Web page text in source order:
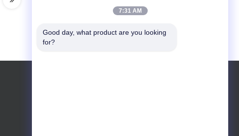
7:31 AM
Good day, what product are you looking
for?